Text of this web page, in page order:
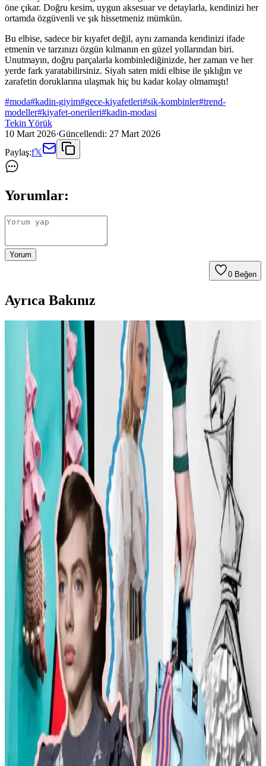
öne çıkar. Doğru kesim, uygun aksesuar ve detaylarla, kendinizi her
ortamda özgüvenli ve şık hissetmeniz mümkün.
Bu elbise, sadece bir kıyafet değil, aynı zamanda kendinizi ifade
etmenin ve tarzınızı özgün kılmanın en güzel yollarından biri.
Unutmayın, doğru parçalarla kombinlediğinizde, her zaman ve her
yerde fark yaratabilirsiniz. Siyah saten midi elbise ile şıklığın ve
zarafetin doruklarına ulaşmak hiç bu kadar kolay olmamıştı!
#moda#kadin-giyim#gece-kiyafetleri#sik-kombinler#trend-
modeller#kiyafet-onerileri#kadin-modasi
Tekin Yörük
10 Mart 2026·Güncellendi: 27 Mart 2026
Paylaş:f𝕏
Yorumlar:
Yorum
0 Beğen
Ayrıca Bakınız
Carolyn Bessette Kennedy Stili ve 90'lar
Minimalizminin Günümüzdeki Yansımaları
Carolyn Bessette Kennedy'nin 90'lar minimalizmini yansıtan stili,
fiziksel özelliklere dayalı popülerliği ve aşırı yüceltilmesiyle
tartışılıyor. Günümüzde moda daha fazla bireysellik ve çeşitlilik
arıyor.
Günlük Moda Soruları ve Stil Önerileri: Vücut
Tipine Uygun Kombinasyonlar ve Ayakkabı Seçimi
Moda ve stil, kişisel tercihlere göre şekillenir. Vücut tipine uygun
kıyafet seçimi, günlük kombin önerileri ve rahat ayakkabı
markalarıyla şıklığı yakalayın. İkinci el lüks ürün alımında dikkat
edilmesi gerekenler burada.
Kadın Modasında Beden Tipi, Sürdürülebilirlik ve
Mevsime Uygun Stil Önerileri
Kadın modasında beden tipine uygun kıyafet seçimi, sürdürülebilir
markalar ve mevsimsel kombin önerileri ele alınmaktadır. Estetik ve
konforu birleştiren pratik stil yaklaşımları sunulmaktadır.
Kadın Moda Tavsiyeleri: Günlük Stil Önerileri,
Vücut Şekline Uygun Giysiler ve Kombin İpuçları
Kadın modasında renk uyumu, vücut şekline uygun giysiler, rahat
ayakkabılar ve aksesuar seçimi gibi konularda pratik öneriler
sunulmaktadır. Stil ikonlarından ilham alınarak sürdürülebilir moda
tercihleri vurgulanıyor.
Kemer Tokalarının Moda ve Kültürel Anlamları:
Şehir ve Kırsal Alanlarda Algı Farkları
Kemer tokaları, kırsal ve şehir kültürlerinde farklı anlamlar taşır.
Kırsal bölgelerde başarı simgesi olan büyük tokalar, şehirlerde sade
ve uyumlu tasarımlarla tercih edilir. Stil ve özgüven belirleyicidir.